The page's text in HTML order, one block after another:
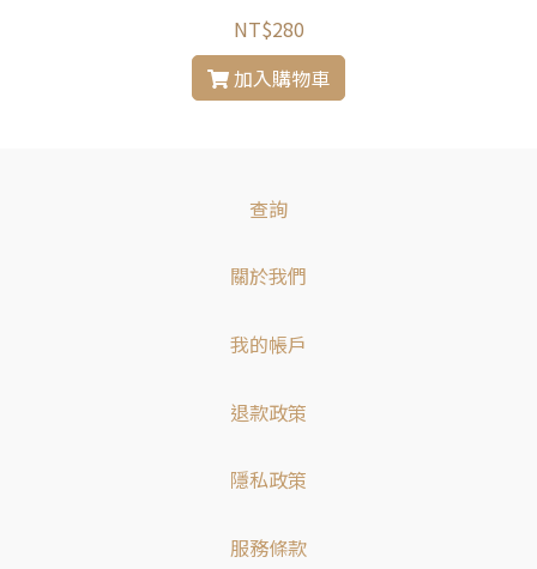
NT$280
加入購物車
查詢
關於我們
我的帳戶
退款政策
隱私政策
服務條款